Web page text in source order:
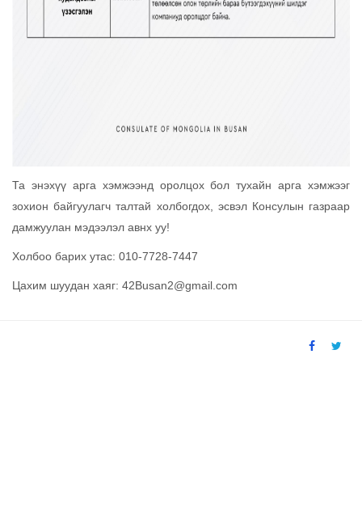
Та энэхүү арга хэмжээнд оролцох бол тухайн арга хэмжээг
зохион байгуулагч талтай холбогдох, эсвэл Консулын газраар
дамжуулан мэдээлэл авнх уу!
Холбоо барих утас: 010-7728-7447
Цахим шуудан хаяг: 42Busan2@gmail.com